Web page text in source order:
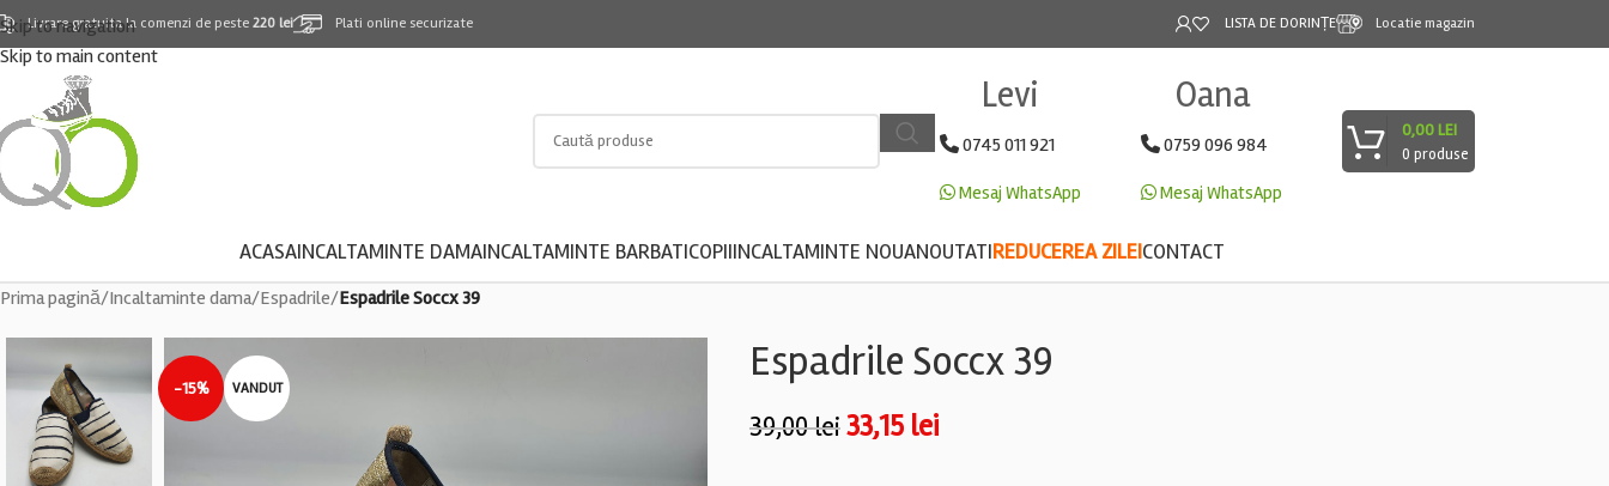
Skip to navigation
Skip to main content
Livrare gratuita la comenzi de peste 220 lei Plati online securizate LISTA DE DORINȚE Locatie magazin
Levi
0745 011 921
Mesaj WhatsApp
Oana
0759 096 984
Mesaj WhatsApp
0 produse
0,00LEI
ACASAINCALTAMINTE DAMAINCALTAMINTE BARBATICOPIIINCALTAMINTE NOUANOUTATIREDUCEREA ZILEICONTACT
Prima pagină/Incaltaminte dama/Espadrile/Espadrile Soccx 39
-15% VANDUT
Espadrile Soccx 39
39,00lei33,15 lei